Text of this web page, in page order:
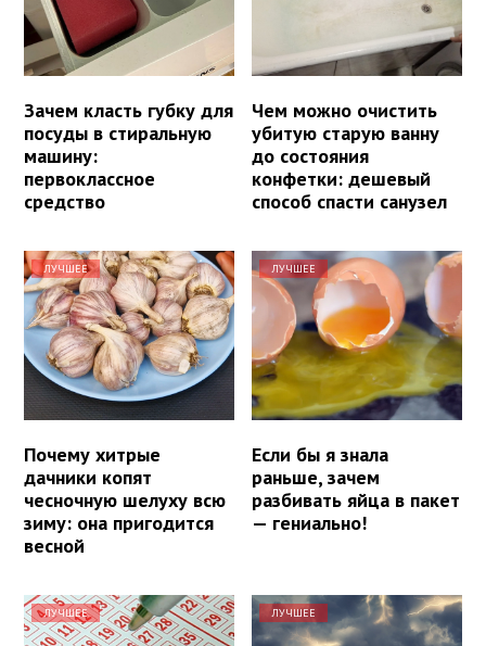
Зачем класть губку для
посуды в стиральную
машину:
первоклассное
средство
Чем можно очистить
убитую старую ванну
до состояния
конфетки: дешевый
способ спасти санузел
ЛУЧШЕЕ
Почему хитрые
дачники копят
чесночную шелуху всю
зиму: она пригодится
весной
ЛУЧШЕЕ
Если бы я знала
раньше, зачем
разбивать яйца в пакет
— гениально!
ЛУЧШЕЕ ЛУЧШЕЕ